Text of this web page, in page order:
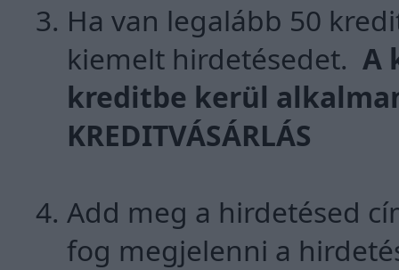
Ha van legalább 50
kiemelt hirdetésedet. A
kreditbe kerül
KREDITVÁSÁRLÁS
Add meg a hirdetésed
fog megjelenni a